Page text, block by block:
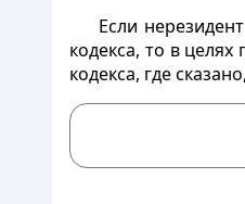
Если
кодекса, то в
кодекса, где